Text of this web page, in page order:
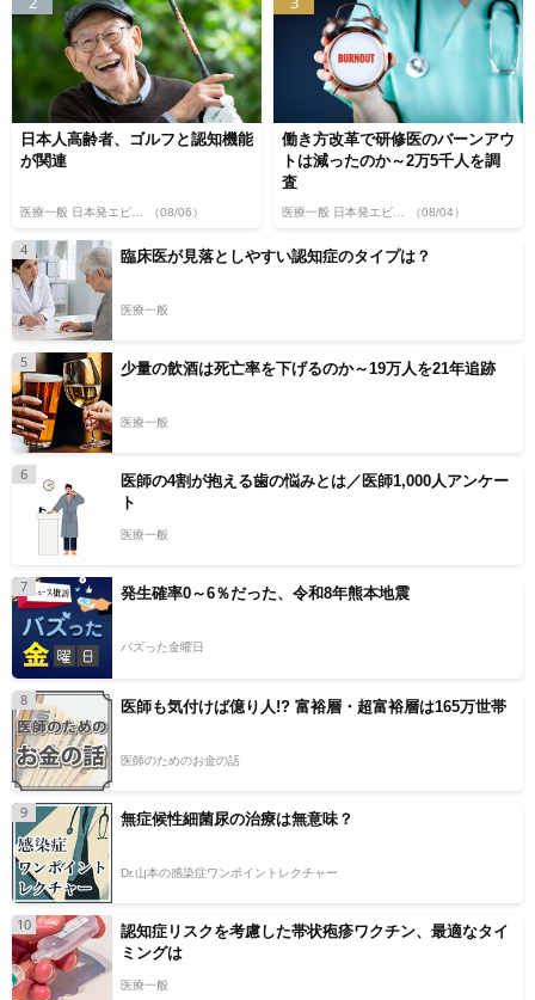
日本人高齢者、ゴルフと認知機能
が関連
（08/06）
働き方改革で研修医のバーンアウ
トは減ったのか～2万5千人を調
査
（08/04）
4 臨床医が見落としやすい認知症のタイプは？
医療一般
5 少量の飲酒は死亡率を下げるのか～19万人を21年追跡
医療一般
6
医師の4割が抱える歯の悩みとは／医師1,000人アンケー
ト
医療一般
7 発生確率0～6％だった、令和8年熊本地震
バズった金曜日
8 医師も気付けば億り人!? 富裕層・超富裕層は165万世帯
医師のためのお金の話
9 無症候性細菌尿の治療は無意味？
Dr.山本の感染症ワンポイントレクチャー
10
認知症リスクを考慮した帯状疱疹ワクチン、最適なタイ
ミングは
医療一般